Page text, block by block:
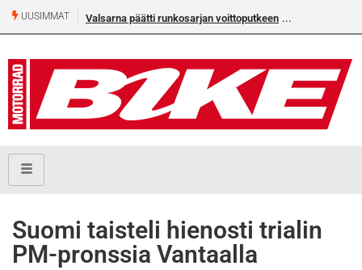
UUSIMMAT Valsarna päätti runkosarjan voittoputkeen
Suomi taisteli hienosti trialin
PM-pronssia Vantaalla